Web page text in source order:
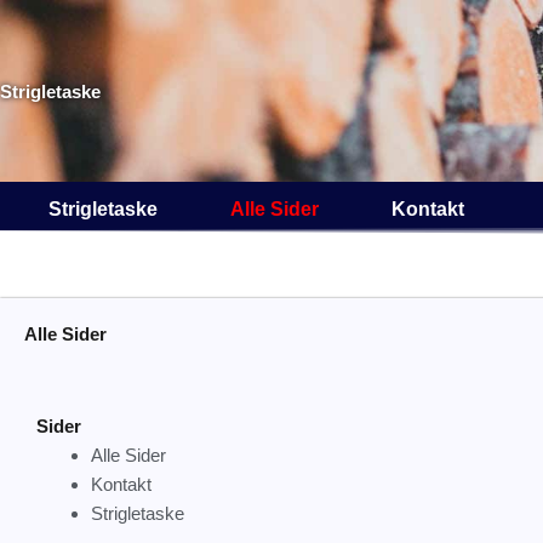
Gå
til
indholdet
Strigletaske
Strigletaske Alle Sider Kontakt
Alle Sider
Sider
Alle Sider
Kontakt
Strigletaske